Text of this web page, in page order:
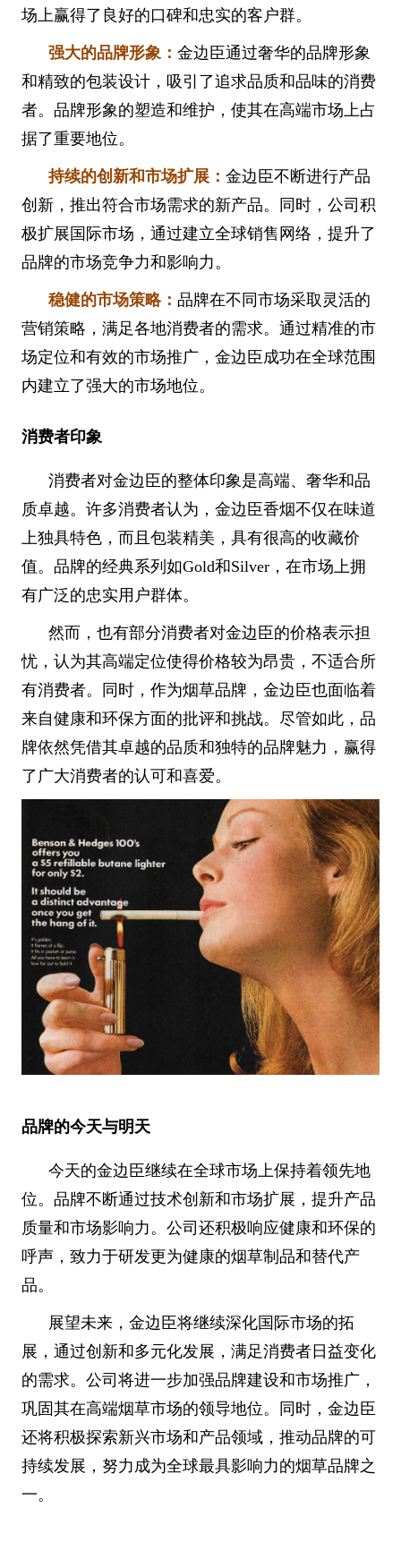
场上赢得了良好的口碑和忠实的客户群。
强大的品牌形象： 金边臣通过奢华的品牌形象
和精致的包装设计，吸引了追求品质和品味的消费
者。品牌形象的塑造和维护，使其在高端市场上占
据了重要地位。
持续的创新和市场扩展： 金边臣不断进行产品
创新，推出符合市场需求的新产品。同时，公司积
极扩展国际市场，通过建立全球销售网络，提升了
品牌的市场竞争力和影响力。
稳健的市场策略： 品牌在不同市场采取灵活的
营销策略，满足各地消费者的需求。通过精准的市
场定位和有效的市场推广，金边臣成功在全球范围
内建立了强大的市场地位。
消费者印象
消费者对金边臣的整体印象是高端、奢华和品
质卓越。许多消费者认为，金边臣香烟不仅在味道
上独具特色，而且包装精美，具有很高的收藏价
值。品牌的经典系列如Gold和Silver，在市场上拥
有广泛的忠实用户群体。
然而，也有部分消费者对金边臣的价格表示担
忧，认为其高端定位使得价格较为昂贵，不适合所
有消费者。同时，作为烟草品牌，金边臣也面临着
来自健康和环保方面的批评和挑战。尽管如此，品
牌依然凭借其卓越的品质和独特的品牌魅力，赢得
了广大消费者的认可和喜爱。
品牌的今天与明天
今天的金边臣继续在全球市场上保持着领先地
位。品牌不断通过技术创新和市场扩展，提升产品
质量和市场影响力。公司还积极响应健康和环保的
呼声，致力于研发更为健康的烟草制品和替代产
品。
展望未来，金边臣将继续深化国际市场的拓
展，通过创新和多元化发展，满足消费者日益变化
的需求。公司将进一步加强品牌建设和市场推广，
巩固其在高端烟草市场的领导地位。同时，金边臣
还将积极探索新兴市场和产品领域，推动品牌的可
持续发展，努力成为全球最具影响力的烟草品牌之
一。